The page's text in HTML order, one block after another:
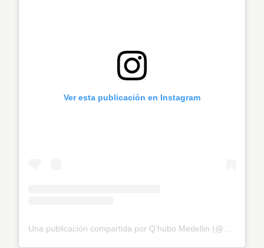
Ver esta publicación en Instagram